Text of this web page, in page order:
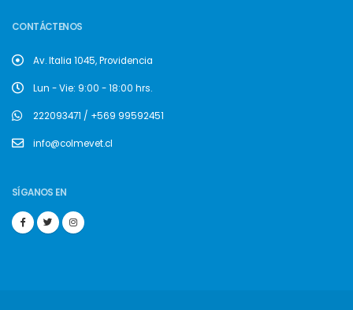
CONTÁCTENOS
Av. Italia 1045, Providencia
Lun - Vie: 9:00 - 18:00 hrs.
222093471 / +569 99592451
info@colmevet.cl
SÍGANOS EN